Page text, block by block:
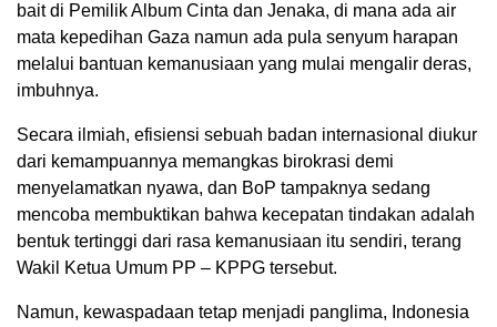
bait di Pemilik Album Cinta dan Jenaka, di mana ada air
mata kepedihan Gaza namun ada pula senyum harapan
melalui bantuan kemanusiaan yang mulai mengalir deras,
imbuhnya.
Secara ilmiah, efisiensi sebuah badan internasional diukur
dari kemampuannya memangkas birokrasi demi
menyelamatkan nyawa, dan BoP tampaknya sedang
mencoba membuktikan bahwa kecepatan tindakan adalah
bentuk tertinggi dari rasa kemanusiaan itu sendiri, terang
Wakil Ketua Umum PP – KPPG tersebut.
Namun, kewaspadaan tetap menjadi panglima, Indonesia